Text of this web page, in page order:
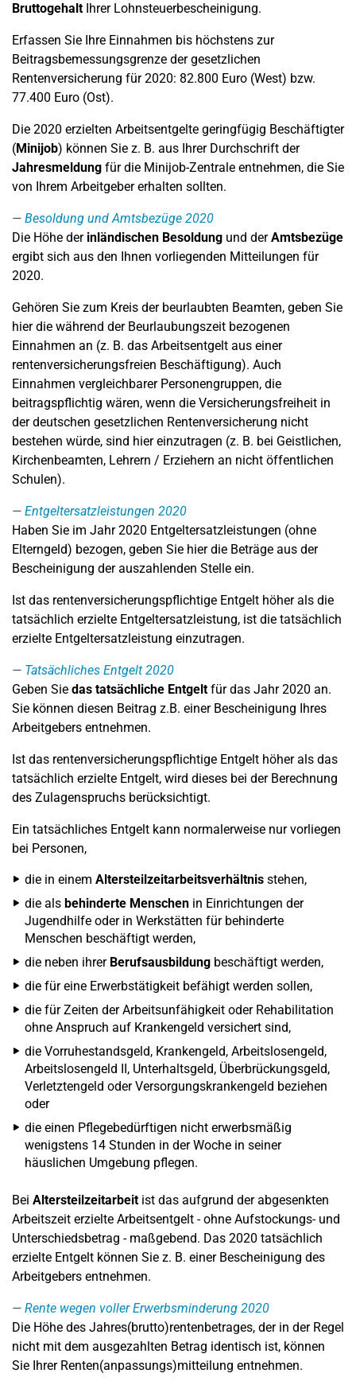
BruttogehaltIhrer Lohnsteuerbescheinigung.
Erfassen Sie Ihre Einnahmen bis höchstens zur
Beitragsbemessungsgrenze der gesetzlichen
Rentenversicherung für 2020: 82.800 Euro (West) bzw.
77.400 Euro (Ost).
Die 2020 erzielten Arbeitsentgelte geringfügig Beschäftigter
(Minijob) können Sie z. B. aus Ihrer Durchschrift der
Jahresmeldung für die Minijob-Zentrale entnehmen, die Sie
von Ihrem Arbeitgeber erhalten sollten.
Besoldung und Amtsbezüge 2020
Die Höhe der inländischen Besoldung und derAmtsbezüge
ergibt sich aus den Ihnen vorliegenden Mitteilungen für
2020.
Gehören Sie zum Kreis der beurlaubten Beamten, geben Sie
hier die während der Beurlaubungszeit bezogenen
Einnahmen an (z. B. das Arbeitsentgelt aus einer
rentenversicherungsfreien Beschäftigung). Auch
Einnahmen vergleichbarer Personengruppen, die
beitragspflichtig wären, wenn die Versicherungsfreiheit in
der deutschen gesetzlichen Rentenversicherung nicht
bestehen würde, sind hier einzutragen (z. B. bei Geistlichen,
Kirchenbeamten, Lehrern / Erziehern an nicht öffentlichen
Schulen).
Entgeltersatzleistungen 2020
Haben Sie im Jahr 2020 Entgeltersatzleistungen (ohne
Elterngeld) bezogen, geben Sie hier die Beträge aus der
Bescheinigung der auszahlenden Stelle ein.
Ist das rentenversicherungspflichtige Entgelt höher als die
tatsächlich erzielte Entgeltersatzleistung, ist die tatsächlich
erzielte Entgeltersatzleistung einzutragen.
Tatsächliches Entgelt 2020
Geben Sie das tatsächliche Entgeltfür das Jahr 2020 an.
Sie können diesen Beitrag z.B. einer Bescheinigung Ihres
Arbeitgebers entnehmen.
Ist das rentenversicherungspflichtige Entgelt höher als das
tatsächlich erzielte Entgelt, wird dieses bei der Berechnung
des Zulagenspruchs berücksichtigt.
Ein tatsächliches Entgelt kann normalerweise nur vorliegen
bei Personen,
die in einem Altersteilzeitarbeitsverhältnis stehen,
die als behinderte Menschen in Einrichtungen der
Jugendhilfe oder in Werkstätten für behinderte
Menschen beschäftigt werden,
die neben ihrer Berufsausbildung beschäftigt werden,
die für eine Erwerbstätigkeit befähigt werden sollen,
die für Zeiten der Arbeitsunfähigkeit oder Rehabilitation
ohne Anspruch auf Krankengeld versichert sind,
die Vorruhestandsgeld, Krankengeld, Arbeitslosengeld,
Arbeitslosengeld II, Unterhaltsgeld, Überbrückungsgeld,
Verletztengeld oder Versorgungskrankengeld beziehen
oder
die einen Pflegebedürftigen nicht erwerbsmäßig
wenigstens 14 Stunden in der Woche in seiner
häuslichen Umgebung pflegen.
Bei Altersteilzeitarbeitist das aufgrund der abgesenkten
Arbeitszeit erzielte Arbeitsentgelt - ohne Aufstockungs- und
Unterschiedsbetrag - maßgebend. Das 2020 tatsächlich
erzielte Entgelt können Sie z. B. einer Bescheinigung des
Arbeitgebers entnehmen.
Rente wegen voller Erwerbsminderung 2020
Die Höhe des Jahres(brutto)rentenbetrages, der in der Regel
nicht mit dem ausgezahlten Betrag identisch ist, können
Sie Ihrer Renten(anpassungs)mitteilung entnehmen.